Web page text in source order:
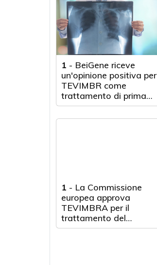
1 - BeiGene riceve
un'opinione positiva per
TEVIMBR come
trattamento di prima
linea per il tumore
polmonare a piccole
1 - La Commissione
europea approva
TEVIMBRA per il
trattamento del
carcinoma a cellule